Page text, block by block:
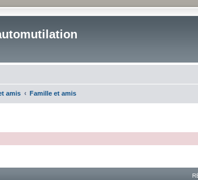
amis Famille et amis